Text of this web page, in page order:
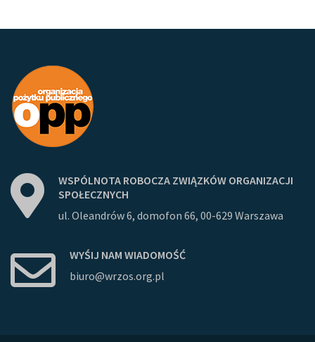
WSPÓLNOTA ROBOCZA ZWIĄZKÓW ORGANIZACJI
SPOŁECZNYCH
ul. Oleandrów 6, domofon 66, 00-629 Warszawa
WYŚIJ NAM WIADOMOŚĆ
biuro@wrzos.org.pl